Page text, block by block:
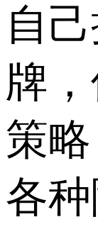
自
牌
策
各